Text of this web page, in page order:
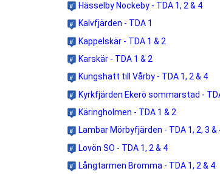
Hässelby Nockeby - TDA 1, 2 & 4
Kalvfjärden - TDA 1
Kappelskär - TDA 1 & 2
Karskär - TDA 1 & 2
Kungshatt till Vårby - TDA 1, 2 & 4
Kyrkfjärden Ekerö sommarstad -
Käringholmen - TDA 1 & 2
Lambar Mörbyfjärden - TDA 1, 2, 3 &
Lovön SO - TDA 1, 2 & 4
Långtarmen Bromma - TDA 1, 2 & 4